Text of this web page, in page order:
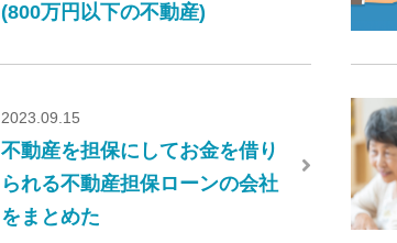
(800万円以下の不動産)
2023.09.15
不動産を担保にしてお金を借り
られる不動産担保ローンの会社
をまとめた